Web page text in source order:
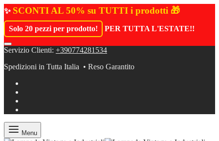
✨ SCONTI AL 50% su TUTTI i prodotti 🎁
Solo 20 pezzi per prodotto! PER TUTTA L'ESTATE!!
Servizio Clienti: +390774281534
Spedizioni in Tutta Italia • Reso Garantito
Menu